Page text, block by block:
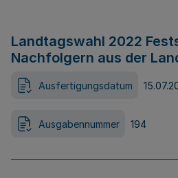
Landtagswahl 2022
Nachfolgern aus der
Ausfertigungsdatum
Ausgabennummer 194